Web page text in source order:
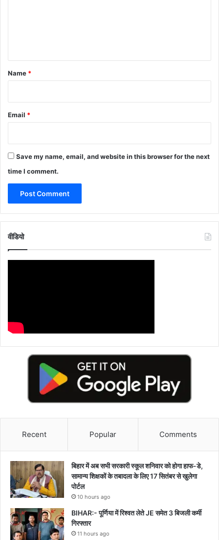
*
Name *
Email *
Save my name, email, and website in this browser for the next
time I comment.
वीडियो
Recent Popular Comments
बिहार में अब सभी सरकारी स्कूल शनिवार को होगा हाफ-डे,
सामान्य शिक्षकों के तबादला के लिए 17 सितंबर से खुलेगा
पोर्टल
10 hours ago
BIHAR:- पूर्णिया में रिश्वत लेते JE समेत 3 बिजली कर्मी
गिरफ्तार
11 hours ago